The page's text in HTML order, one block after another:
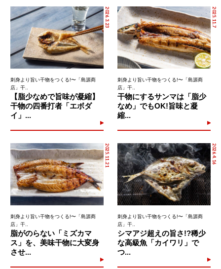
2026.3.23
刺身より旨い干物をつくる!〜「島源商
店」干..
【脂少なめで旨味が凝縮】
干物の四番打者「エボダ
イ」...
2025.11.7
刺身より旨い干物をつくる!〜「島源商
店」干..
干物にするサンマは「脂少
なめ」でもOK!旨味と凝
縮...
2025.11.21
刺身より旨い干物をつくる!〜「島源商
店」干..
脂がのらない「ミズカマ
ス」を、美味干物に大変身
させ...
2026.4.16
刺身より旨い干物をつくる!〜「島源商
店」干..
シマアジ超えの旨さ!?稀少
な高級魚「カイワリ」で
つ...